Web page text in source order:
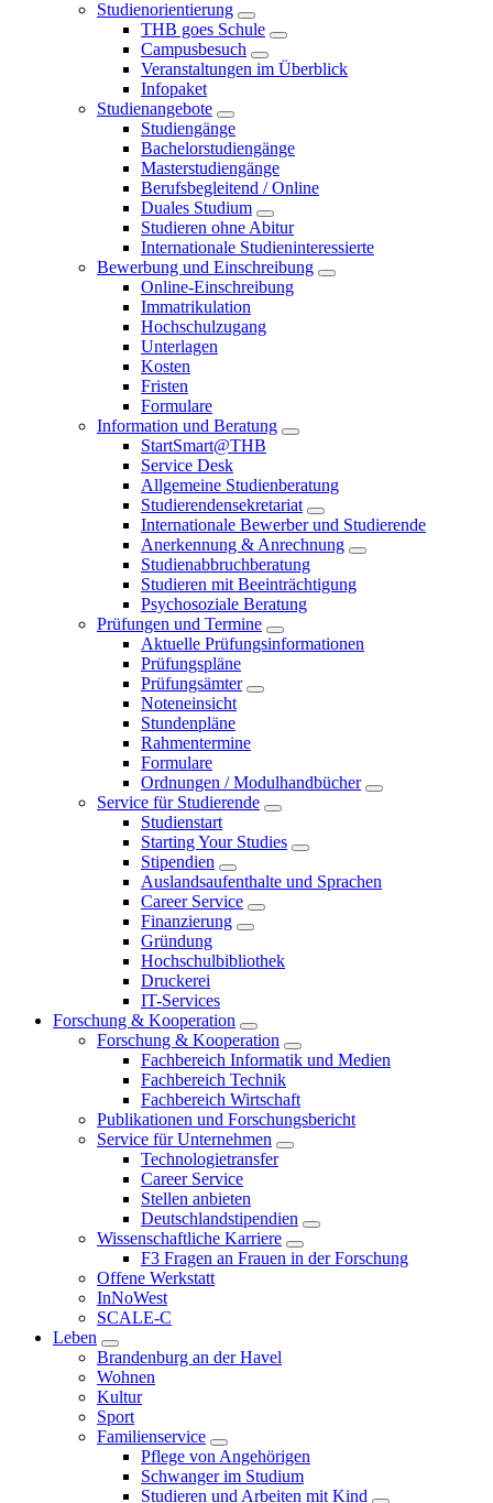
Studienorientierung
THB goes Schule
Campusbesuch
Veranstaltungen im Überblick
Infopaket
Studienangebote
Studiengänge
Bachelorstudiengänge
Masterstudiengänge
Berufsbegleitend / Online
Duales Studium
Studieren ohne Abitur
Internationale Studieninteressierte
Bewerbung und Einschreibung
Online-Einschreibung
Immatrikulation
Hochschulzugang
Unterlagen
Kosten
Fristen
Formulare
Information und Beratung
StartSmart@THB
Service Desk
Allgemeine Studienberatung
Studierendensekretariat
Internationale Bewerber und Studierende
Anerkennung & Anrechnung
Studienabbruchberatung
Studieren mit Beeinträchtigung
Psychosoziale Beratung
Prüfungen und Termine
Aktuelle Prüfungsinformationen
Prüfungspläne
Prüfungsämter
Noteneinsicht
Stundenpläne
Rahmentermine
Formulare
Ordnungen / Modulhandbücher
Service für Studierende
Studienstart
Starting Your Studies
Stipendien
Auslandsaufenthalte und Sprachen
Career Service
Finanzierung
Gründung
Hochschulbibliothek
Druckerei
IT-Services
Forschung & Kooperation
Forschung & Kooperation
Fachbereich Informatik und Medien
Fachbereich Technik
Fachbereich Wirtschaft
Publikationen und Forschungsbericht
Service für Unternehmen
Technologietransfer
Career Service
Stellen anbieten
Deutschlandstipendien
Wissenschaftliche Karriere
F3 Fragen an Frauen in der Forschung
Offene Werkstatt
InNoWest
SCALE-C
Leben
Brandenburg an der Havel
Wohnen
Kultur
Sport
Familienservice
Pflege von Angehörigen
Schwanger im Studium
Studieren und Arbeiten mit Kind